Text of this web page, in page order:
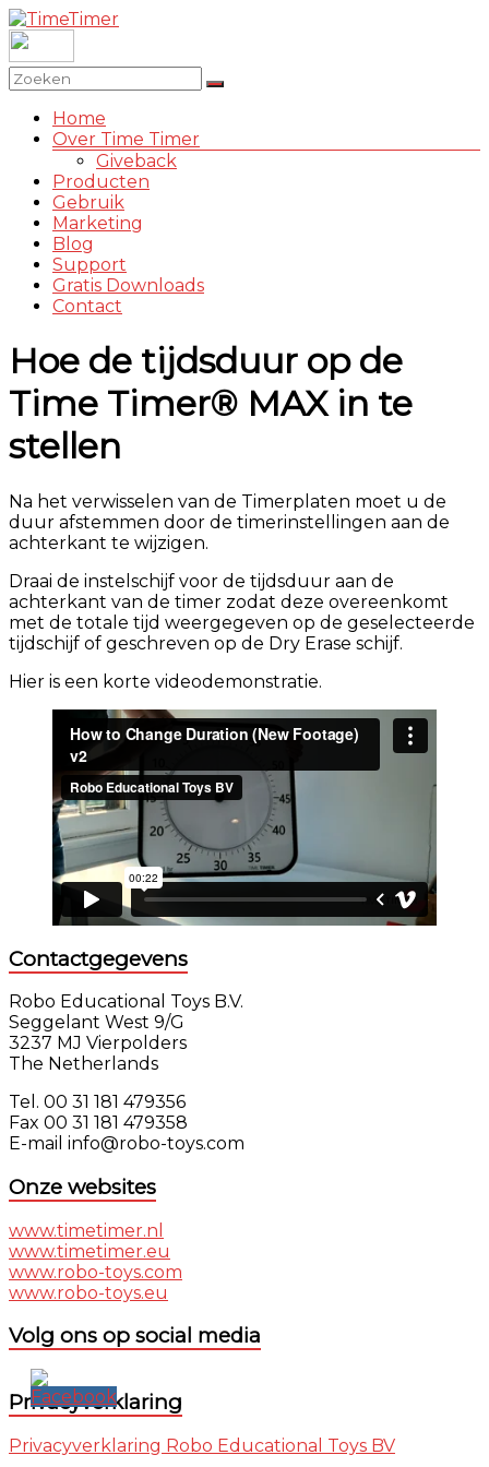
Ga
naar
de
inhoud
TimeTimer
International
Toys
MenuHome
Over Time Timer
Giveback
Producten
Gebruik
Marketing
Blog
Support
Gratis Downloads
Contact
Hoe de tijdsduur op de
Time Timer® MAX in te
stellen
Na het verwisselen van de Timerplaten moet u de
duur afstemmen door de timerinstellingen aan de
achterkant te wijzigen.
Draai de instelschijf voor de tijdsduur aan de
achterkant van de timer zodat deze overeenkomt
met de totale tijd weergegeven op de geselecteerde
tijdschijf of geschreven op de Dry Erase schijf.
Hier is een korte videodemonstratie.
Contactgegevens
Robo Educational Toys B.V.
Seggelant West 9/G
3237 MJ Vierpolders
The Netherlands
Tel. 00 31 181 479356
Fax 00 31 181 479358
E-mail info@robo-toys.com
Onze websites
www.timetimer.nl
www.timetimer.eu
www.robo-toys.com
www.robo-toys.eu
Volg ons op social media
Privacyverklaring
Privacyverklaring Robo Educational Toys BV